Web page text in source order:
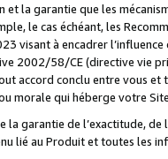
la garantie que les
le cas échéant, les
visant à encadrer
2002/58/CE (directive vie
accord conclu entre vous
morale qui héberge votre
la garantie de l’exactitude,
lié au Produit et toutes les